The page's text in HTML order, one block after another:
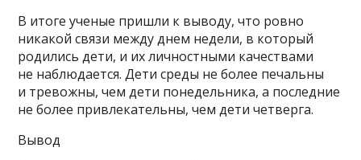
В итоге ученые пришли к выводу, что ровно
никакой связи между днем недели, в который
родились дети, и их личностными качествами
не наблюдается. Дети среды не более печальны
и тревожны, чем дети понедельника, а последние
не более привлекательны, чем дети четверга.
Вывод